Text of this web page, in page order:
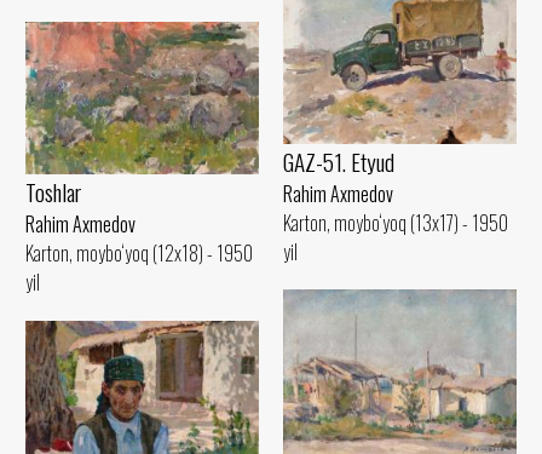
GAZ-51. Etyud
Rahim Axmedov
Karton, moybo‘yoq (13x17) - 1950
yil
Toshlar
Rahim Axmedov
Karton, moybo‘yoq (12x18) - 1950
yil